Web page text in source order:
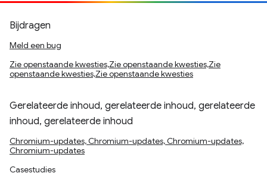
Bijdragen
Meld een bug
Zie openstaande kwesties,Zie openstaande kwesties,Zie
openstaande kwesties,Zie openstaande kwesties
Gerelateerde inhoud, gerelateerde inhoud, gerelateerde
inhoud, gerelateerde inhoud
Chromium-updates, Chromium-updates, Chromium-updates,
Chromium-updates
Casestudies